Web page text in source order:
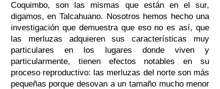
Coquimbo, son las mismas que están en el sur,
digamos, en Talcahuano. Nosotros hemos hecho una
investigación que demuestra que eso no es así, que
las merluzas adquieren sus características muy
particulares en los lugares donde viven y
particularmente, tienen efectos notables en su
proceso reproductivo: las merluzas del norte son más
pequeñas porque desovan a un tamaño mucho menor